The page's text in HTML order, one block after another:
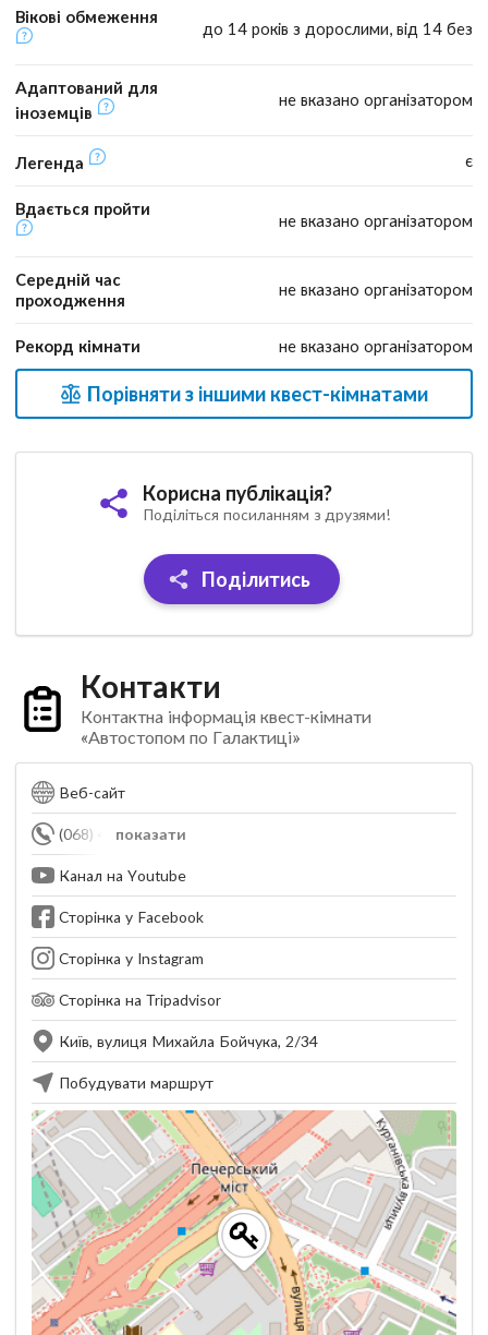
Вікові обмеження
до 14 років з дорослими, від 14 без
Адаптований для
іноземців
не вказано організатором
Легенда є
Вдається пройти
не вказано організатором
Середній час
проходження
не вказано організатором
Рекорд кімнати не вказано організатором
Порівняти з іншими квест-кімнатами
Корисна публікація?
Поділіться посиланням з друзями!
Поділитись
Контакти
Контактна інформація квест-кімнати
«Автостопом по Галактиці»
Веб-сайт
показати
(068) 495-34-16
Канал на Youtube
Сторінка у Facebook
Сторінка у Instagram
Сторінка на Tripadvisor
Київ, вулиця Михайла Бойчука, 2/34
Побудувати маршрут